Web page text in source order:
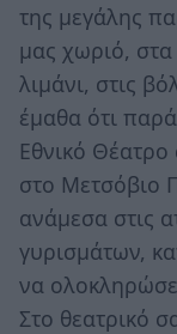
της μεγάλης
μας χωριό, στα
λιμάνι, στις
έμαθα ότι
Εθνικό Θέατρο
στο Μετσόβιο
ανάμεσα στις
γυρισμάτων,
να
Στο θεατρικό